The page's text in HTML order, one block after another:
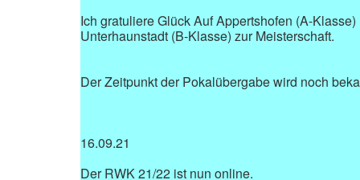
Ich gratuliere Glück Auf Appertshofen (A-
Unterhaunstadt (B-Klasse) zur Meisterschaft.
Der Zeitpunkt der Pokalübergabe wird noch
16.09.21
Der RWK 21/22 ist nun online.